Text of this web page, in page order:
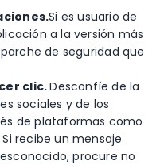
Si es usuario de
a la versión más
de seguridad que
clic.Desconfíe de la
sociales y de los
de plataformas como
recibe un mensaje
procure no